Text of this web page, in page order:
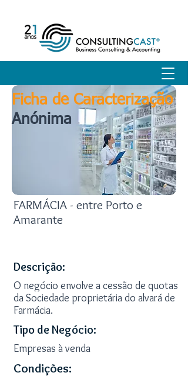
Ficha de Caracterização
Anónima
FARMÁCIA - entre Porto e
Amarante
Descrição:
O negócio envolve a cessão de quotas
da Sociedade proprietária do alvará de
Farmácia.
Tipo de Negócio:
Empresas à venda
Condições: